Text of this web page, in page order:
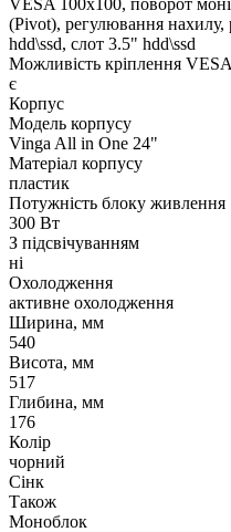
(Pivot), регулювання нахилу,
hdd\ssd, слот 3.5" hdd\ssd
Можливість кріплення VESA
є
Корпус
Модель корпусу
Vinga All in One 24"
Матеріал корпусу
пластик
Потужність блоку живлення
300 Вт
З підсвічуванням
ні
Охолодження
активне охолодження
Ширина, мм
540
Висота, мм
517
Глибина, мм
176
Колір
чорний
Сінк
Також
Моноблок